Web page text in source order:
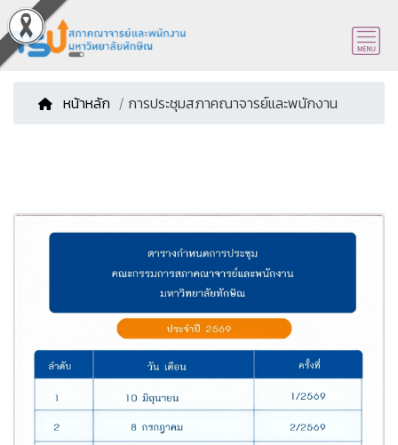
หน้าหลัก / การประชุมสภาคณาจารย์และพนักงาน